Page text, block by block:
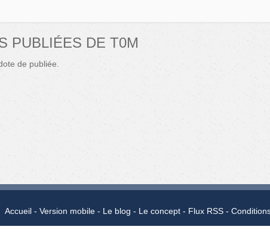
PUBLIÉES DE T0M
de publiée.
Accueil Version mobile Le blog Le concept Flux RSS